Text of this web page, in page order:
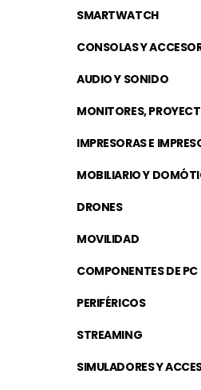
SMARTWATCH
CONSOLAS Y
AUDIO Y SONIDO
MONITORES,
IMPRESORAS E
MOBILIARIO Y
DRONES
MOVILIDAD
COMPONENTES DE PC
PERIFÉRICOS
STREAMING
SIMULADORES Y